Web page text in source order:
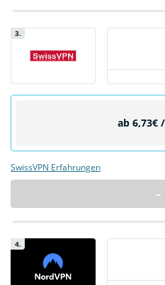
3.
ab 6,73€
SwissVPN Erfahrungen
–
4.